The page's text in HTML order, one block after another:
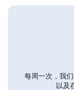
每周一次，我
以及